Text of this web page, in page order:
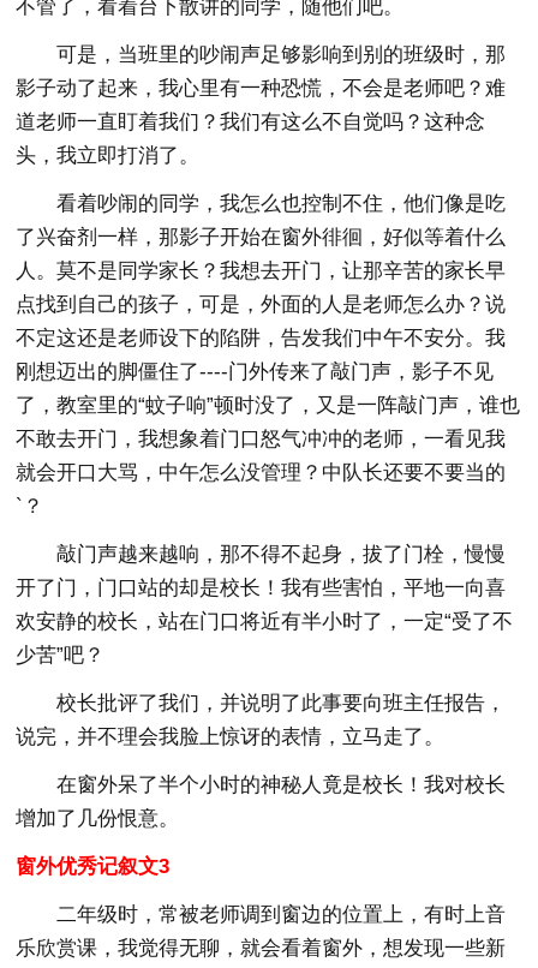
不管了，看着台下散讲的同学，随他们吧。
可是，当班里的吵闹声足够影响到别的班级时，那
影子动了起来，我心里有一种恐慌，不会是老师吧？难
道老师一直盯着我们？我们有这么不自觉吗？这种念
头，我立即打消了。
看着吵闹的同学，我怎么也控制不住，他们像是吃
了兴奋剂一样，那影子开始在窗外徘徊，好似等着什么
人。莫不是同学家长？我想去开门，让那辛苦的家长早
点找到自己的孩子，可是，外面的人是老师怎么办？说
不定这还是老师设下的陷阱，告发我们中午不安分。我
刚想迈出的脚僵住了----门外传来了敲门声，影子不见
了，教室里的“蚊子响”顿时没了，又是一阵敲门声，谁也
不敢去开门，我想象着门口怒气冲冲的老师，一看见我
就会开口大骂，中午怎么没管理？中队长还要不要当的
`？
敲门声越来越响，那不得不起身，拔了门栓，慢慢
开了门，门口站的却是校长！我有些害怕，平地一向喜
欢安静的校长，站在门口将近有半小时了，一定“受了不
少苦”吧？
校长批评了我们，并说明了此事要向班主任报告，
说完，并不理会我脸上惊讶的表情，立马走了。
在窗外呆了半个小时的神秘人竟是校长！我对校长
增加了几份恨意。
窗外优秀记叙文3
二年级时，常被老师调到窗边的位置上，有时上音
乐欣赏课，我觉得无聊，就会看着窗外，想发现一些新